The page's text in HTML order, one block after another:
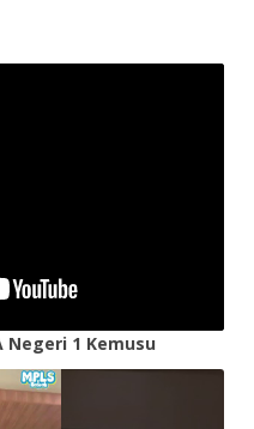
Negeri 1 Kemusu